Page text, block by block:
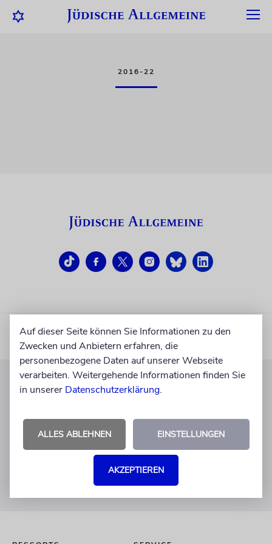
2016-22
KUNDENSERVICE
+49 30 275833 0
Mo-Do 9-17 Uhr
verlag@juedische-allgemeine.de
redaktion@juedische-allgemeine.de
Auf dieser Seite können Sie Informationen zu den
Zwecken und Anbietern erfahren, die
personenbezogene Daten auf unserer Webseite
verarbeiten. Weitergehende Informationen finden Sie
in unserer Datenschutzerklärung.
ALLES ABLEHNEN EINSTELLUNGEN
AKZEPTIEREN